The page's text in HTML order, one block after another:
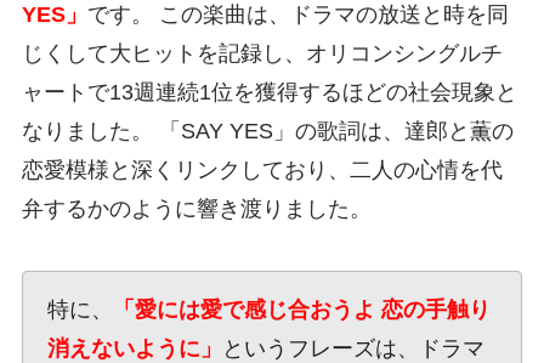
YES」 です。 この楽曲は、ドラマの放送と時を同
じくして大ヒットを記録し、オリコンシングルチ
ャートで13週連続1位を獲得するほどの社会現象と
なりました。 「SAY YES」の歌詞は、達郎と薫の
恋愛模様と深くリンクしており、二人の心情を代
弁するかのように響き渡りました。
特に、
「愛には愛で感じ合おうよ 恋の手触り
消えないように」
というフレーズは、ドラマ